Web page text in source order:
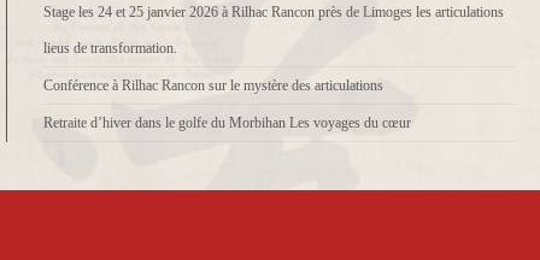
Stage les 24 et 25 janvier 2026 à Rilhac Rancon près de Limoges les articulations
lieus de transformation.
Conférence à Rilhac Rancon sur le mystère des articulations
Retraite d’hiver dans le golfe du Morbihan Les voyages du cœur